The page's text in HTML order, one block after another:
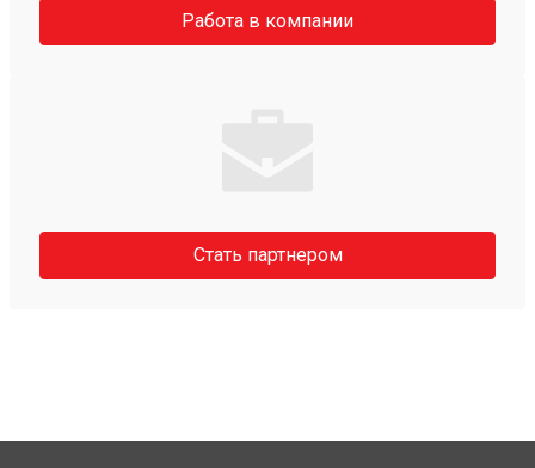
Работа в компании
Стать партнером